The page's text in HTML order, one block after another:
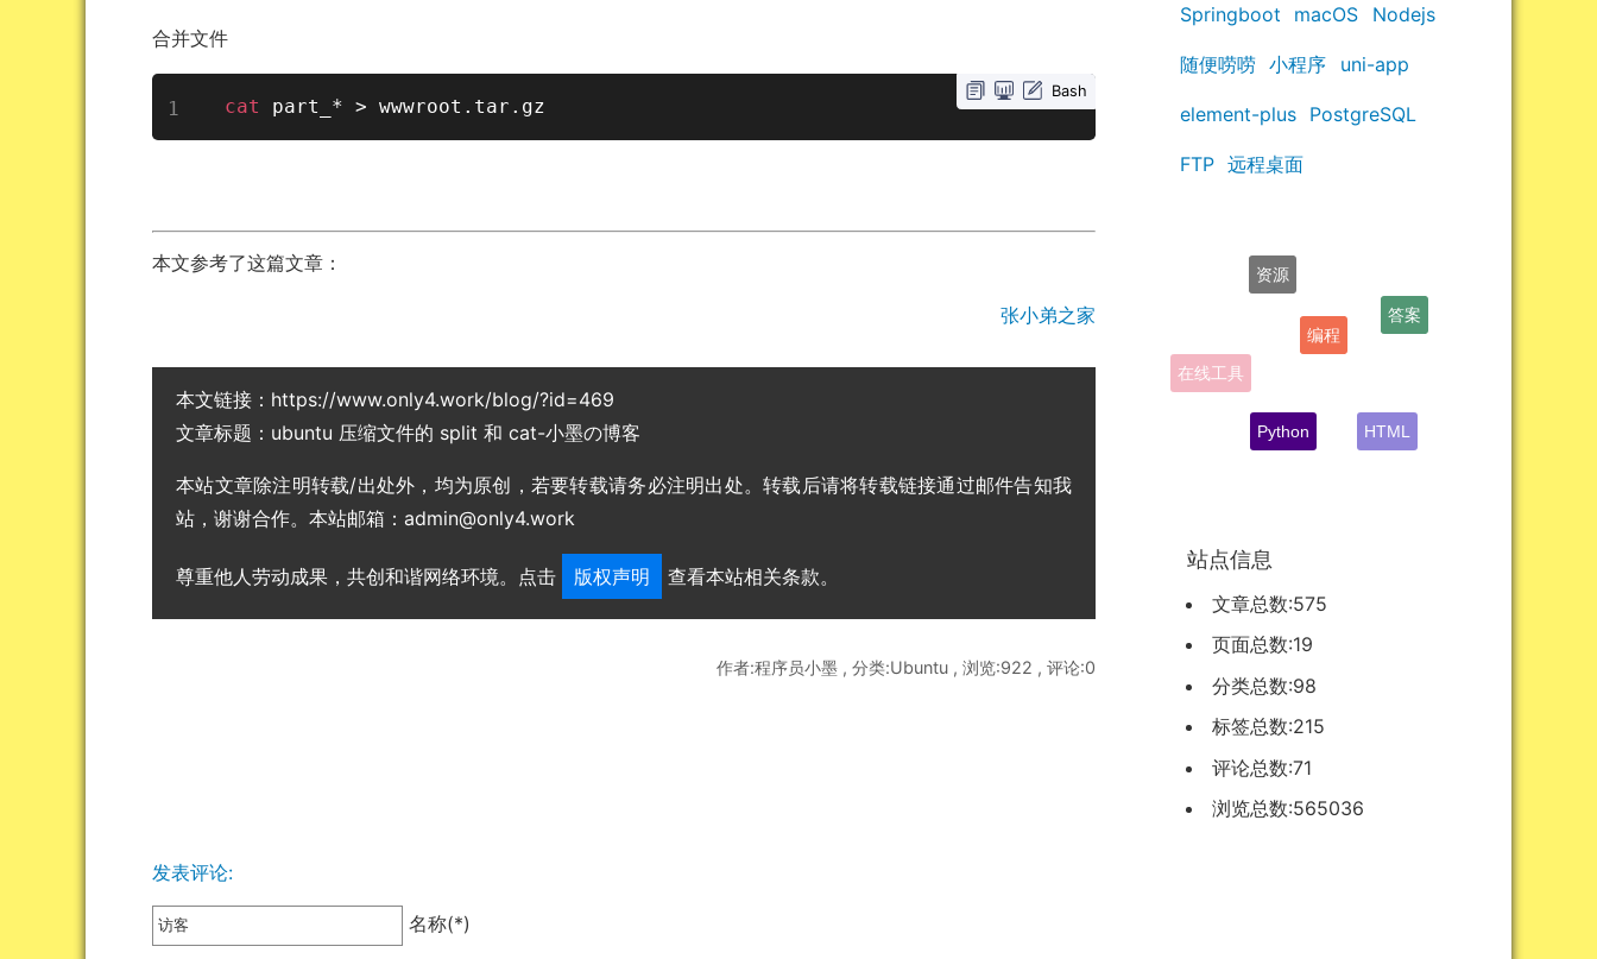
合并文件
Bash
cat part_* > wwwroot.tar.gz
本文参考了这篇文章：
张小弟之家
本文链接： https://www.only4.work/blog/?id=469
文章标题： ubuntu 压缩文件的 split 和 cat-小墨の博客
本站文章除注明转载/出处外，均为原创，若要转载请务必注明出处。转载后请将转载链接通过邮件告知我
站，谢谢合作。本站邮箱：admin@only4.work
尊重他人劳动成果，共创和谐网络环境。点击 版权声明 查看本站相关条款。
作者:程序员小墨 , 分类:Ubuntu , 浏览:922 , 评论:0
发表评论:
名称(*)
Springboot macOS Nodejs
随便唠唠 小程序 uni-app
element-plus PostgreSQL
FTP 远程桌面
资源
答案
在线工具
Python
站点信息
文章总数:575
页面总数:19
分类总数:98
标签总数:215
评论总数:71
浏览总数:565036